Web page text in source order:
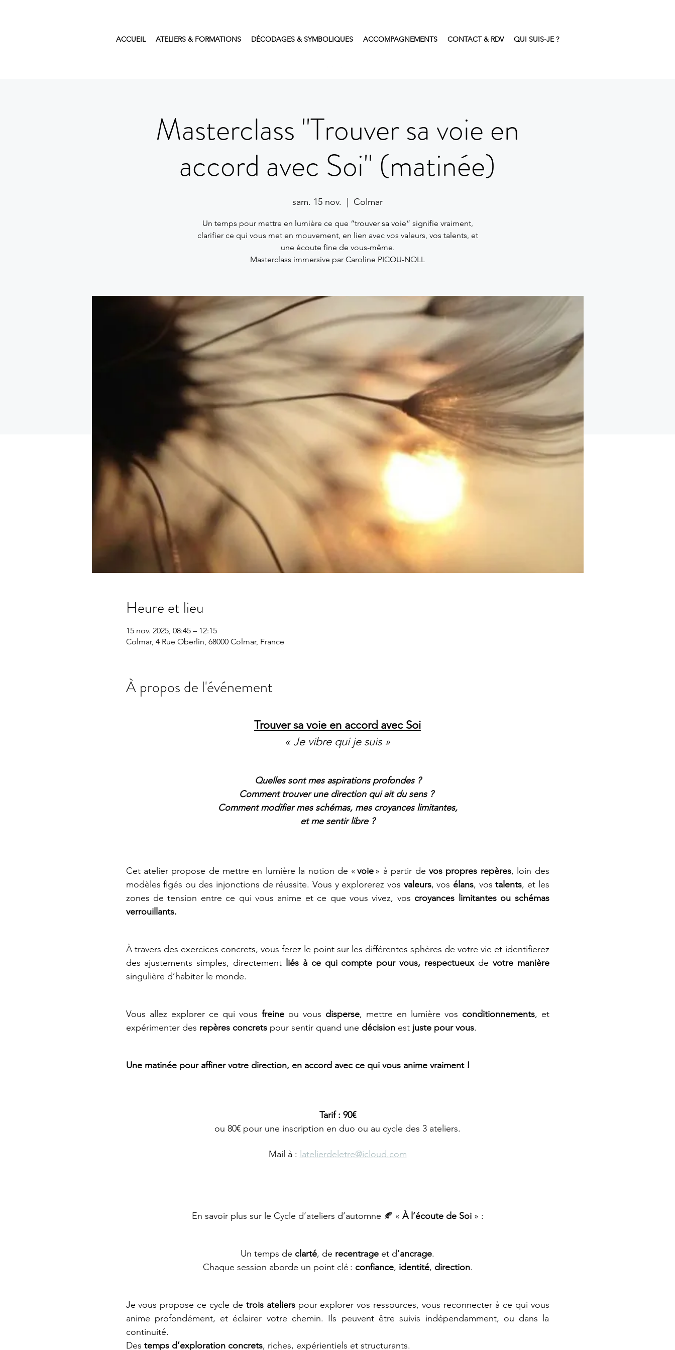
ACCUEIL ATELIERS & FORMATIONS DÉCODAGES & SYMBOLIQUES ACCOMPAGNEMENTS CONTACT & RDV QUI SUIS-JE ?
Masterclass "Trouver sa voie en
accord avec Soi" (matinée)
sam. 15 nov. Colmar
Un temps pour mettre en lumière ce que “trouver sa voie” signifie vraiment,
clarifier ce qui vous met en mouvement, en lien avec vos valeurs, vos talents, et
une écoute fine de vous-même.
Masterclass immersive par Caroline PICOU-NOLL
Heure et lieu
15 nov. 2025, 08:45 – 12:15
Colmar, 4 Rue Oberlin, 68000 Colmar, France
À propos de l'événement
Trouver sa voie en accord avec Soi
« Je vibre qui je suis »
Quelles sont mes aspirations profondes ?
Comment trouver une direction qui ait du sens ?
Comment modifier mes schémas, mes croyances limitantes,
et me sentir libre ?
Cet atelier propose de mettre en lumière la notion de « voie » à partir de vos propres repères, loin des
modèles figés ou des injonctions de réussite. Vous y explorerez vos valeurs, vos élans, vos talents, et les
zones de tension entre ce qui vous anime et ce que vous vivez, vos croyances limitantes ou schémas
verrouillants.
À travers des exercices concrets, vous ferez le point sur les différentes sphères de votre vie et identifierez
des ajustements simples, directement liés à ce qui compte pour vous, respectueux de votre manière
singulière d’habiter le monde.
Vous allez explorer ce qui vous freine ou vous disperse, mettre en lumière vos conditionnements, et
expérimenter des repères concrets pour sentir quand une décision est juste pour vous.
Une matinée pour affiner votre direction, en accord avec ce qui vous anime vraiment !
Tarif : 90€
ou 80€ pour une inscription en duo ou au cycle des 3 ateliers.
Mail à : latelierdeletre@icloud.com
En savoir plus sur le Cycle d’ateliers d’automne 🍂 « À l’écoute de Soi » :
Un temps de clarté, de recentrage et d'ancrage.
Chaque session aborde un point clé : confiance, identité, direction.
Je vous propose ce cycle de trois ateliers pour explorer vos ressources, vous reconnecter à ce qui vous
anime profondément, et éclairer votre chemin. Ils peuvent être suivis indépendamment, ou dans la
continuité.
Des temps d’exploration concrets, riches, expérientiels et structurants.